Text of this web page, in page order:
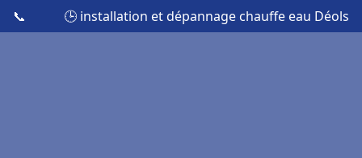
📞 🕒 installation et dépannage chauffe eau Déols